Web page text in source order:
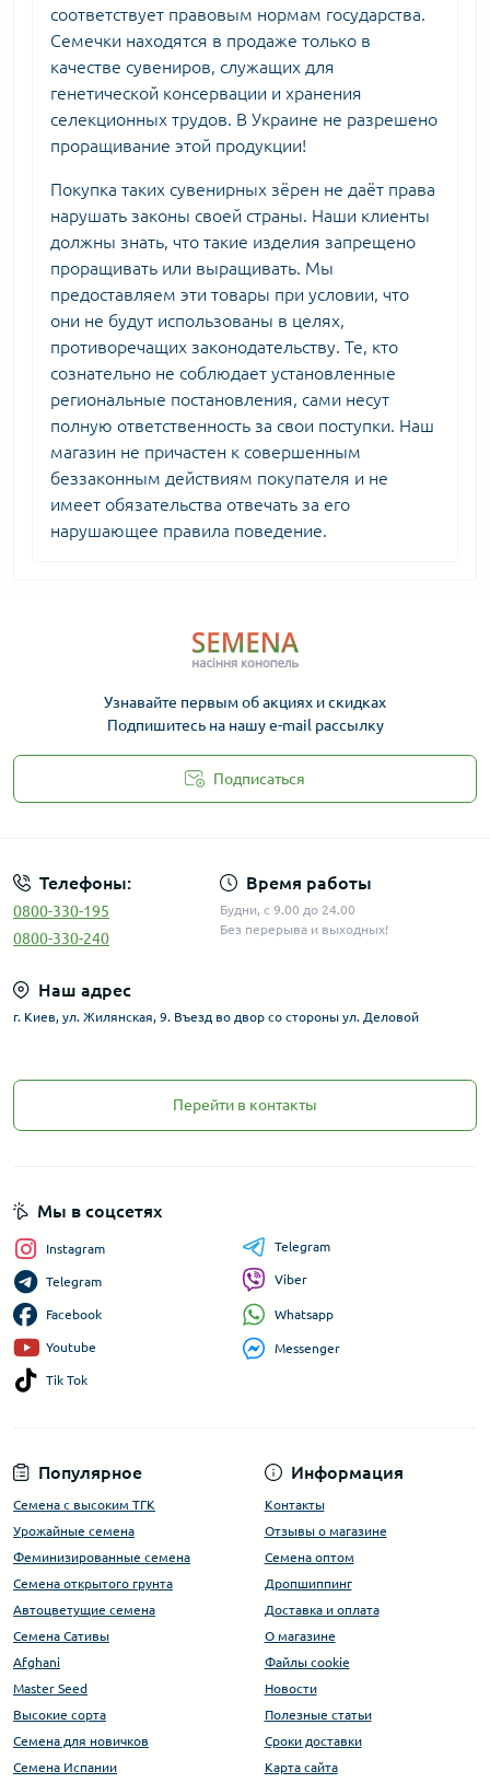
соответствует правовым нормам государства.
Семечки находятся в продаже только в
качестве сувениров, служащих для
генетической консервации и хранения
селекционных трудов. В Украине не разрешено
проращивание этой продукции!
Покупка таких сувенирных зёрен не даёт права
нарушать законы своей страны. Наши клиенты
должны знать, что такие изделия запрещено
проращивать или выращивать. Мы
предоставляем эти товары при условии, что
они не будут использованы в целях,
противоречащих законодательству. Те, кто
сознательно не соблюдает установленные
региональные постановления, сами несут
полную ответственность за свои поступки. Наш
магазин не причастен к совершенным
беззаконным действиям покупателя и не
имеет обязательства отвечать за его
нарушающее правила поведение.
Узнавайте первым об акциях и скидках
Подпишитесь на нашу e-mail рассылку
Подписаться
Телефоны:
0800-330-195
0800-330-240
Время работы
Будни, с 9.00 до 24.00
Без перерыва и выходных!
Наш адрес
г. Киев, ул. Жилянская, 9. Въезд во двор со стороны ул. Деловой
Перейти в контакты
Популярное
Семена с высоким ТГК
Урожайные семена
Феминизированные семена
Семена открытого грунта
Автоцветущие семена
Семена Сативы
Afghani
Master Seed
Высокие сорта
Cемена для новичков
Семена Испании
Информация
Контакты
Отзывы о магазине
Семена оптом
Дропшиппинг
Доставка и оплата
О магазине
Файлы cookie
Новости
Полезные статьи
Сроки доставки
Карта сайта
Мы в соцсетях
Instagram
Telegram
Facebook
Youtube
Tik Tok
Telegram
Viber
Whatsapp
Messenger